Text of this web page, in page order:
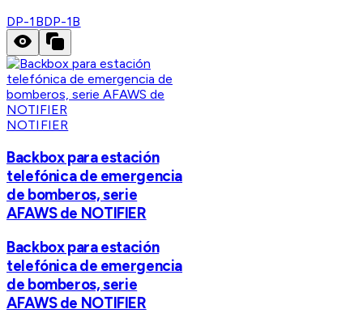
DP-1BDP-1B
NOTIFIER
Backbox para estación
telefónica de emergencia
de bomberos, serie
AFAWS de NOTIFIER
Backbox para estación
telefónica de emergencia
de bomberos, serie
AFAWS de NOTIFIER